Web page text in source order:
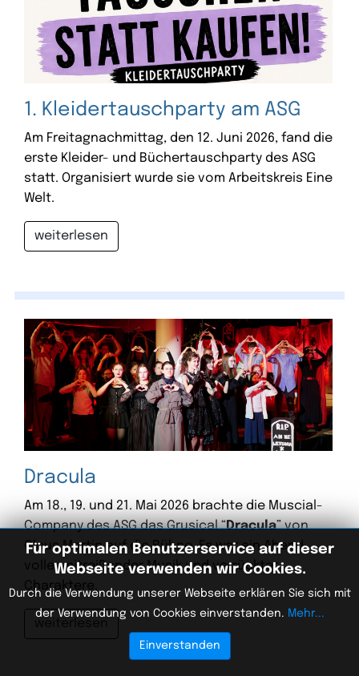
1. Kleidertauschparty am ASG
Am Freitagnachmittag, den 12. Juni 2026, fand die
erste Kleider- und Büchertauschparty des ASG
statt. Organisiert wurde sie vom Arbeitskreis Eine
Welt.
weiterlesen
Dracula
Am 18., 19. und 21. Mai 2026 brachte die Muscial-
Company des ASG das Grusical “Dracula” von
Claus Martin auf die Bühne. Es war ein Abend
voller mitreißender Musik und verrückter
Charaktere.
Für optimalen Benutzerservice auf dieser
Webseite verwenden wir Cookies.
Durch die Verwendung unserer Webseite erklären Sie sich mit
der Verwendung von Cookies einverstanden. Mehr...
Einverstanden